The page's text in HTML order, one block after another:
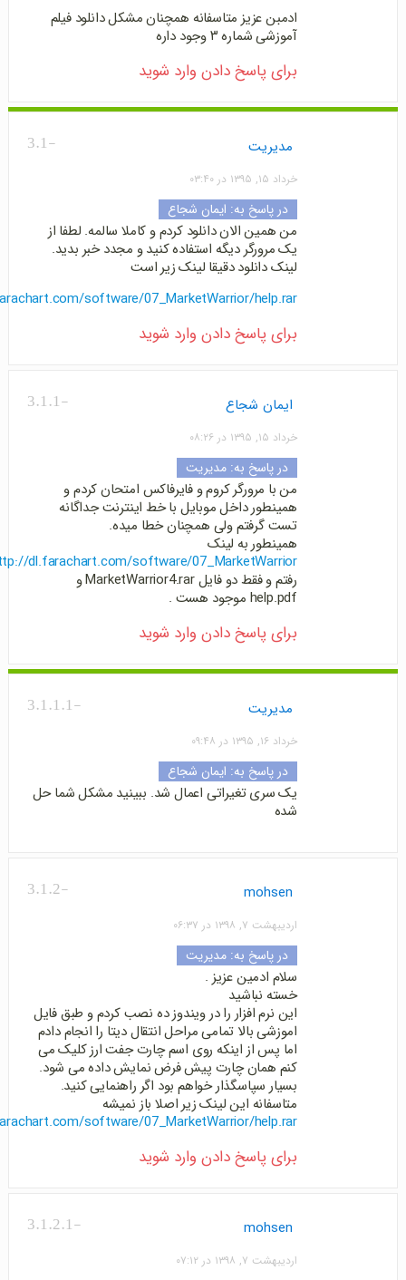
ادمبن عزیز متاسفانه همچنان مشکل دانلود فیلم
آموزشی شماره ۳ وجود داره
برای پاسخ دادن وارد شوید
-3.1 مدیریت
خرداد ۱۵, ۱۳۹۵ در ۰۳:۴۰
در پاسخ به: ایمان شجاع
من همین الان دانلود کردم و کاملا سالمه. لطفا از
یک مرورگر دیگه استفاده کنید و مجدد خبر بدید.
لینک دانلود دقیقا لینک زیر است
software/07_MarketWarrior/help.rar
برای پاسخ دادن وارد شوید
-3.1.1 ایمان شجاع
خرداد ۱۵, ۱۳۹۵ در ۰۸:۲۶
در پاسخ به: مدیریت
من با مرورگر کروم و فایرفاکس امتحان کردم و
همینطور داخل موبایل با خط اینترنت جداگانه
تست گرفتم ولی همچنان خطا میده.
همینطور به لینک
dl.farachart.com/software/07_MarketWarrior
رفتم و فقط دو فایل MarketWarrior4.rar و
help.pdf موجود هست .
برای پاسخ دادن وارد شوید
-3.1.1.1 مدیریت
خرداد ۱۶, ۱۳۹۵ در ۰۹:۴۸
در پاسخ به: ایمان شجاع
یک سری تغیراتی اعمال شد. ببینید مشکل شما حل
شده
-3.1.2 mohsen
اردیبهشت ۷, ۱۳۹۸ در ۰۶:۳۷
در پاسخ به: مدیریت
سلام ادمین عزیز .
خسته نباشید
این نرم افزار را در ویندوز ده نصب کردم و طبق فایل
اموزشی بالا تمامی مراحل انتقال دیتا را انجام دادم
اما پس از اینکه روی اسم چارت جفت ارز کلیک می
کنم همان چارت پیش فرض نمایش داده می شود.
بسیار سپاسگذار خواهم بود اگر راهنمایی کنید.
متاسفانه این لینک زیر اصلا باز نمیشه
software/07_MarketWarrior/help.rar
برای پاسخ دادن وارد شوید
-3.1.2.1 mohsen
اردیبهشت ۷, ۱۳۹۸ در ۰۷:۱۲